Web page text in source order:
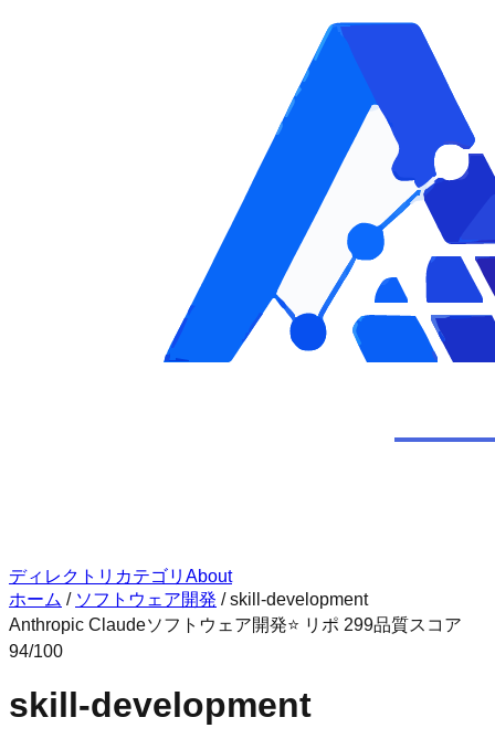
ディレクトリ カテゴリ About
ホーム / ソフトウェア開発 /skill-development
Anthropic Claudeソフトウェア開発⭐ リポ 299品質スコア
94/100
skill-development